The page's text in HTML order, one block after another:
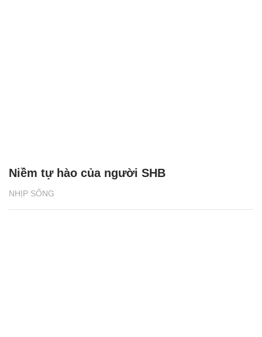
NHỊP SỐNG
Niềm tự hào của người SHB